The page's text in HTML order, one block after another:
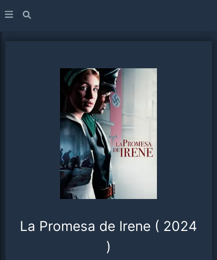
La Promesa de Irene ( 2024
)